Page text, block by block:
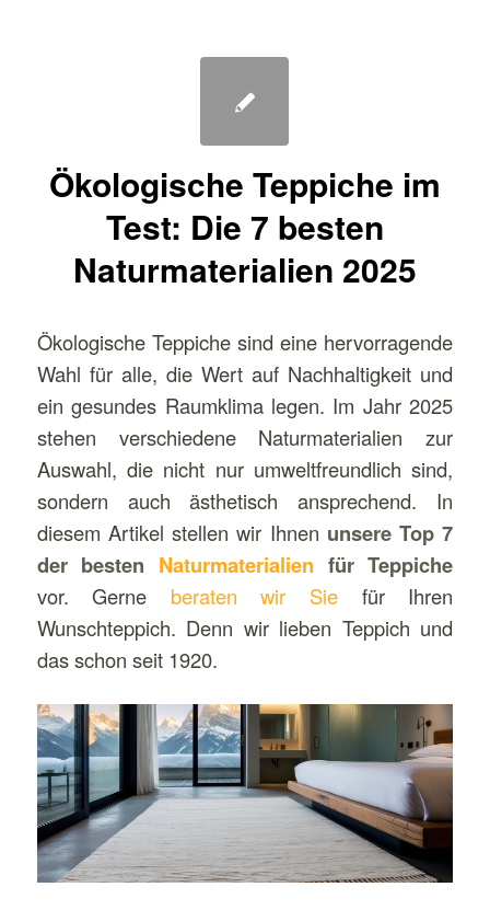
Ökologische Teppiche im
Test: Die 7 besten
Naturmaterialien 2025
Ökologische Teppiche sind eine hervorragende
Wahl für alle, die Wert auf Nachhaltigkeit und
ein gesundes Raumklima legen. Im Jahr 2025
stehen verschiedene Naturmaterialien zur
Auswahl, die nicht nur umweltfreundlich sind,
sondern auch ästhetisch ansprechend. In
diesem Artikel stellen wir Ihnen unsere Top 7
der besten Naturmaterialien für Teppiche
vor. Gerne beraten wir Sie für Ihren
Wunschteppich. Denn wir lieben Teppich und
das schon seit 1920.